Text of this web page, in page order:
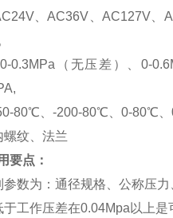
、AC36V、AC127V、
0.3MPa（无压差）、0-
80℃、-200-80℃、0-80℃、
纹、法兰
要点：
数为：通径规格、公称压
工作压差在0.04Mpa以上